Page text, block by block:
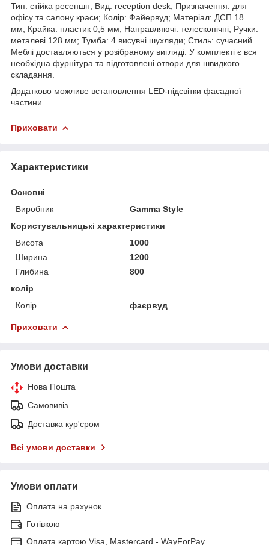
Тип: стійка ресепшн; Вид: reception desk; Призначення: для
офісу та салону краси; Колір: Файервуд; Матеріал: ДСП 18
мм; Крайка: пластик 0,5 мм; Направляючі: телескопічні; Ручки:
металеві 128 мм; Тумба: 4 висувні шухляди; Стиль: сучасний.
Меблі доставляються у розібраному вигляді. У комплекті є вся
необхідна фурнітура та підготовлені отвори для швидкого
складання.
Додатково можливе встановлення LED-підсвітки фасадної
частини.
Приховати
Характеристики
Основні
Виробник
Gamma Style
Користувальницькі характеристики
Висота
1000
Ширина
1200
Глибина
800
колір
Колір
фаєрвуд
Приховати
Умови доставки
Нова Пошта
Самовивіз
Доставка кур'єром
Всі умови доставки
Умови оплати
Оплата на рахунок
Готівкою
Оплата картою Visa, Mastercard - WayForPay